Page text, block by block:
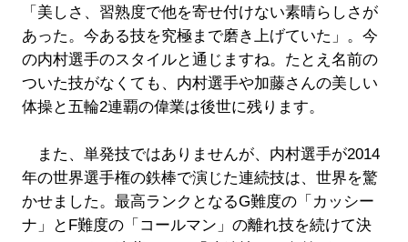
「美しさ、習熟度で他を寄せ付けない素晴らしさが
あった。今ある技を究極まで磨き上げていた」。今
の内村選手のスタイルと通じますね。たとえ名前の
ついた技がなくても、内村選手や加藤さんの美しい
体操と五輪2連覇の偉業は後世に残ります。
また、単発技ではありませんが、内村選手が2014
年の世界選手権の鉄棒で演じた連続技は、世界を驚
かせました。最高ランクとなるG難度の「カッシー
ナ」とF難度の「コールマン」の離れ技を続けて決